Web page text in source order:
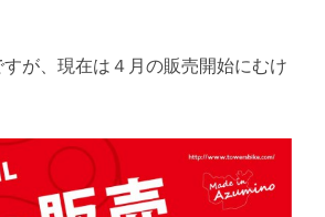
が、現在は４月の販売開始にむけ